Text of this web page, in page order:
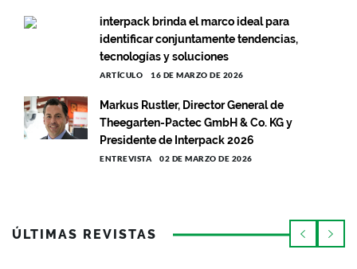
interpack brinda el marco ideal para
identificar conjuntamente tendencias,
tecnologías y soluciones
ARTÍCULO 16 DE MARZO DE 2026
Markus Rustler, Director General de
Theegarten-Pactec GmbH & Co. KG y
Presidente de Interpack 2026
ENTREVISTA 02 DE MARZO DE 2026
ÚLTIMAS REVISTAS